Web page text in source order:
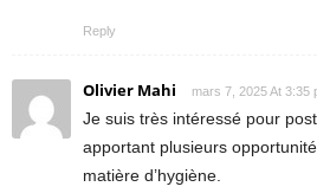
Reply
Olivier Mahi mars 7, 2025 At 3:35
Je suis très intéressé pour
apportant plusieurs
matière d’hygiène.